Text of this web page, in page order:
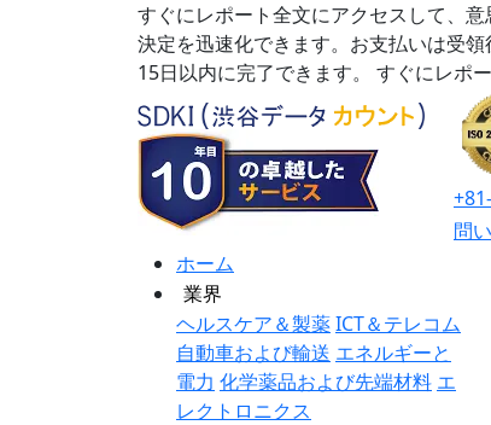
すぐにレポート全文にアクセスして、
決定を迅速化できます。お支払いは受領
15日以内に完了できます。
すぐにレポ
問
ホーム
業界
ヘルスケア＆製薬ICT＆テレコム
自動車および輸送 エネルギーと
電力 化学薬品および先端材料 エ
レクトロニクス